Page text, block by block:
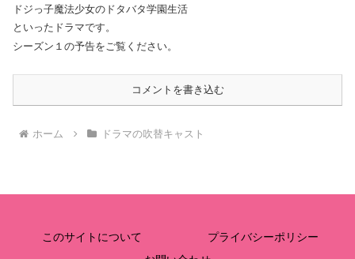
ドジっ子魔法少女のドタバタ学園生活
といったドラマです。
シーズン１の予告をご覧ください。
コメントを書き込む
ホーム ドラマの吹替キャスト
このサイトについて
プライバシーポリシー